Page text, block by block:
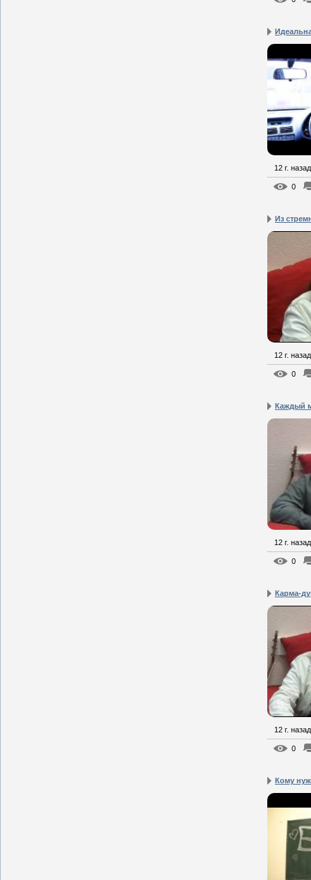
12 г. назад
0
Из
12 г. назад
0
Каждый
12 г. назад
0
Карма-
12 г. назад
0
Кому